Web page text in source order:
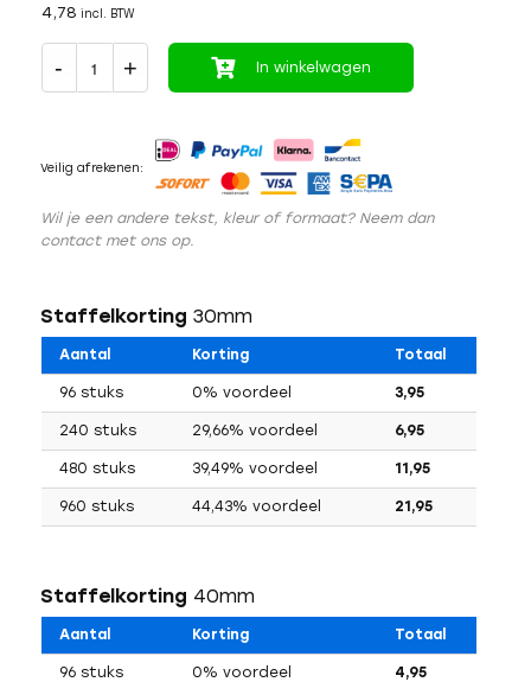
4,78 incl. BTW
In winkelwagen
Veilig afrekenen:
Wil je een andere tekst, kleur of formaat? Neem dan
contact met ons op.
Staffelkorting 30mm
Aantal Korting Totaal
96 stuks 0% voordeel 3,95
240 stuks 29,66% voordeel 6,95
480 stuks 39,49% voordeel 11,95
960 stuks 44,43% voordeel 21,95
Staffelkorting 40mm
Aantal Korting Totaal
96 stuks 0% voordeel 4,95